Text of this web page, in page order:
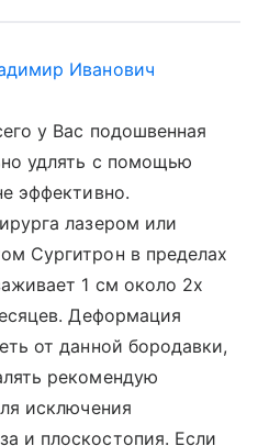
Иванович
у Вас подошвенная
удлять с помощью
эффективно.
лазером или
Сургитрон в пределах
1 см около 2х
Деформация
от данной бородавки,
рекомендую
исключения
и плоскостопия. Если